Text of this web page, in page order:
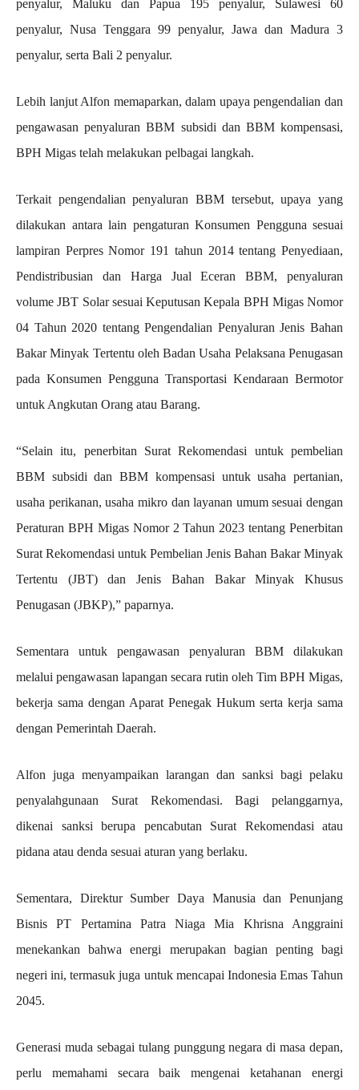
penyalur, Maluku dan Papua 195 penyalur, Sulawesi 60
penyalur, Nusa Tenggara 99 penyalur, Jawa dan Madura 3
penyalur, serta Bali 2 penyalur.
Lebih lanjut Alfon memaparkan, dalam upaya pengendalian dan
pengawasan penyaluran BBM subsidi dan BBM kompensasi,
BPH Migas telah melakukan pelbagai langkah.
Terkait pengendalian penyaluran BBM tersebut, upaya yang
dilakukan antara lain pengaturan Konsumen Pengguna sesuai
lampiran Perpres Nomor 191 tahun 2014 tentang Penyediaan,
Pendistribusian dan Harga Jual Eceran BBM, penyaluran
volume JBT Solar sesuai Keputusan Kepala BPH Migas Nomor
04 Tahun 2020 tentang Pengendalian Penyaluran Jenis Bahan
Bakar Minyak Tertentu oleh Badan Usaha Pelaksana Penugasan
pada Konsumen Pengguna Transportasi Kendaraan Bermotor
untuk Angkutan Orang atau Barang.
“Selain itu, penerbitan Surat Rekomendasi untuk pembelian
BBM subsidi dan BBM kompensasi untuk usaha pertanian,
usaha perikanan, usaha mikro dan layanan umum sesuai dengan
Peraturan BPH Migas Nomor 2 Tahun 2023 tentang Penerbitan
Surat Rekomendasi untuk Pembelian Jenis Bahan Bakar Minyak
Tertentu (JBT) dan Jenis Bahan Bakar Minyak Khusus
Penugasan (JBKP),” paparnya.
Sementara untuk pengawasan penyaluran BBM dilakukan
melalui pengawasan lapangan secara rutin oleh Tim BPH Migas,
bekerja sama dengan Aparat Penegak Hukum serta kerja sama
dengan Pemerintah Daerah.
Alfon juga menyampaikan larangan dan sanksi bagi pelaku
penyalahgunaan Surat Rekomendasi. Bagi pelanggarnya,
dikenai sanksi berupa pencabutan Surat Rekomendasi atau
pidana atau denda sesuai aturan yang berlaku.
Sementara, Direktur Sumber Daya Manusia dan Penunjang
Bisnis PT Pertamina Patra Niaga Mia Khrisna Anggraini
menekankan bahwa energi merupakan bagian penting bagi
negeri ini, termasuk juga untuk mencapai Indonesia Emas Tahun
2045.
Generasi muda sebagai tulang punggung negara di masa depan,
perlu memahami secara baik mengenai ketahanan energi